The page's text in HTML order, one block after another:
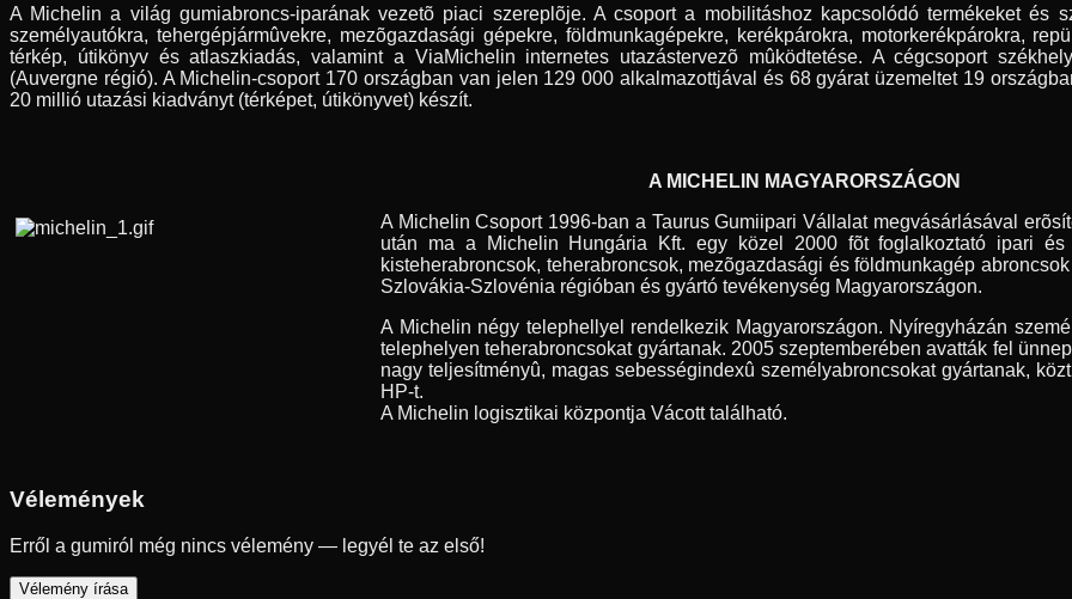
A Michelin a világ gumiabroncs-iparának vezetõ piaci szereplõje. A csoport a mobilitáshoz kapcsolódó termékeket és
személyautókra, tehergépjármûvekre, mezõgazdasági gépekre, földmunkagépekre, kerékpárokra, motorkerékpárokra,
térkép, útikönyv és atlaszkiadás, valamint a ViaMichelin internetes utazástervezõ mûködtetése. A cégcsoport
(Auvergne régió). A Michelin-csoport 170 országban van jelen 129 000 alkalmazottjával és 68 gyárat üzemeltet 19
20 millió utazási kiadványt (térképet, útikönyvet) készít.
A MICHELIN MAGYARORSZÁGON
A Michelin Csoport 1996-ban a Taurus Gumiipari Vállalat megvásárlásával
után ma a Michelin Hungária Kft. egy közel 2000 fõt foglalkoztató ipari és
kisteherabroncsok, teherabroncsok, mezõgazdasági és földmunkagép
Szlovákia-Szlovénia régióban és gyártó tevékenység Magyarországon.
A Michelin négy telephellyel rendelkezik Magyarországon. Nyíregyházán
telephelyen teherabroncsokat gyártanak. 2005 szeptemberében avatták fel
nagy teljesítményû, magas sebességindexû személyabroncsokat gyártanak,
HP-t.
A Michelin logisztikai központja Vácott található.
Vélemények
Erről a gumiról még nincs vélemény — legyél te az első!
Vélemény írása